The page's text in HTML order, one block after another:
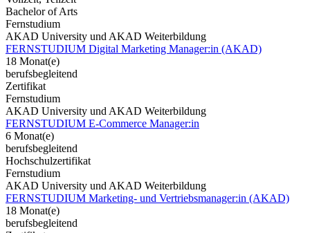
Bachelor of Arts
Fernstudium
AKAD University und AKAD Weiterbildung
FERNSTUDIUM Digital Marketing Manager:in (AKAD)
18 Monat(e)
berufsbegleitend
Zertifikat
Fernstudium
AKAD University und AKAD Weiterbildung
FERNSTUDIUM E-Commerce Manager:in
6 Monat(e)
berufsbegleitend
Hochschulzertifikat
Fernstudium
AKAD University und AKAD Weiterbildung
FERNSTUDIUM Marketing- und Vertriebsmanager:in (AKAD)
18 Monat(e)
berufsbegleitend